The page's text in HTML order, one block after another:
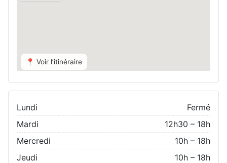
📍 Voir l’itinéraire
Lundi
Fermé
Mardi
12h30 – 18h
Mercredi
10h – 18h
Jeudi
10h – 18h